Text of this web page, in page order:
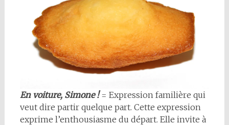
En voiture, Simone != Expression familière qui
veut dire partir quelque part. Cette expression
exprime l’enthousiasme du départ. Elle invite à